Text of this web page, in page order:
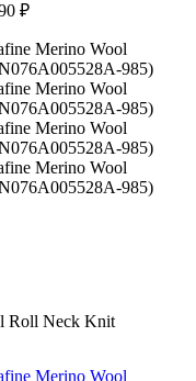
₽
Roll Neck Knit